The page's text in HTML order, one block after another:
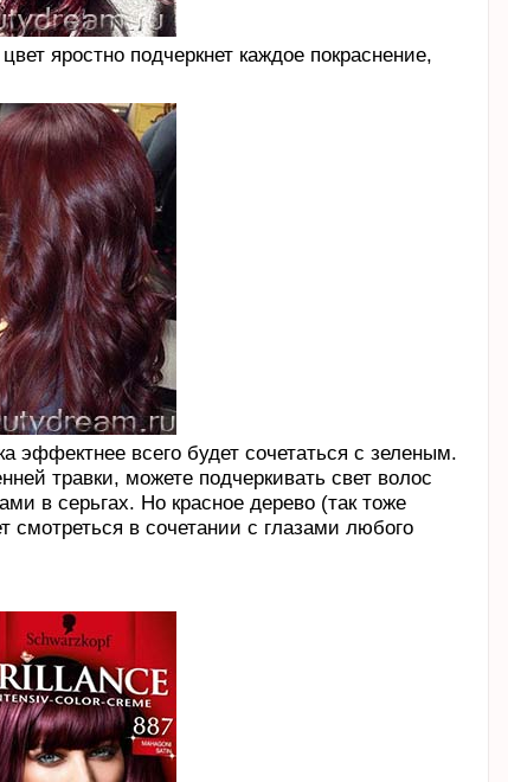
яростно подчеркнет каждое покраснение,
всего будет сочетаться с зеленым.
травки, можете подчеркивать свет волос
в серьгах. Но красное дерево (так тоже
в сочетании с глазами любого